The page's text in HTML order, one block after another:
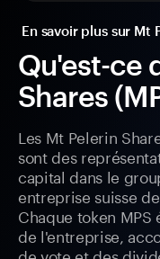
Qu'est-ce
Shares
Les Mt Pelerin
sont des
capital dans le
entreprise suisse
Chaque token
de l'entreprise,
En savoir plus sur Mt